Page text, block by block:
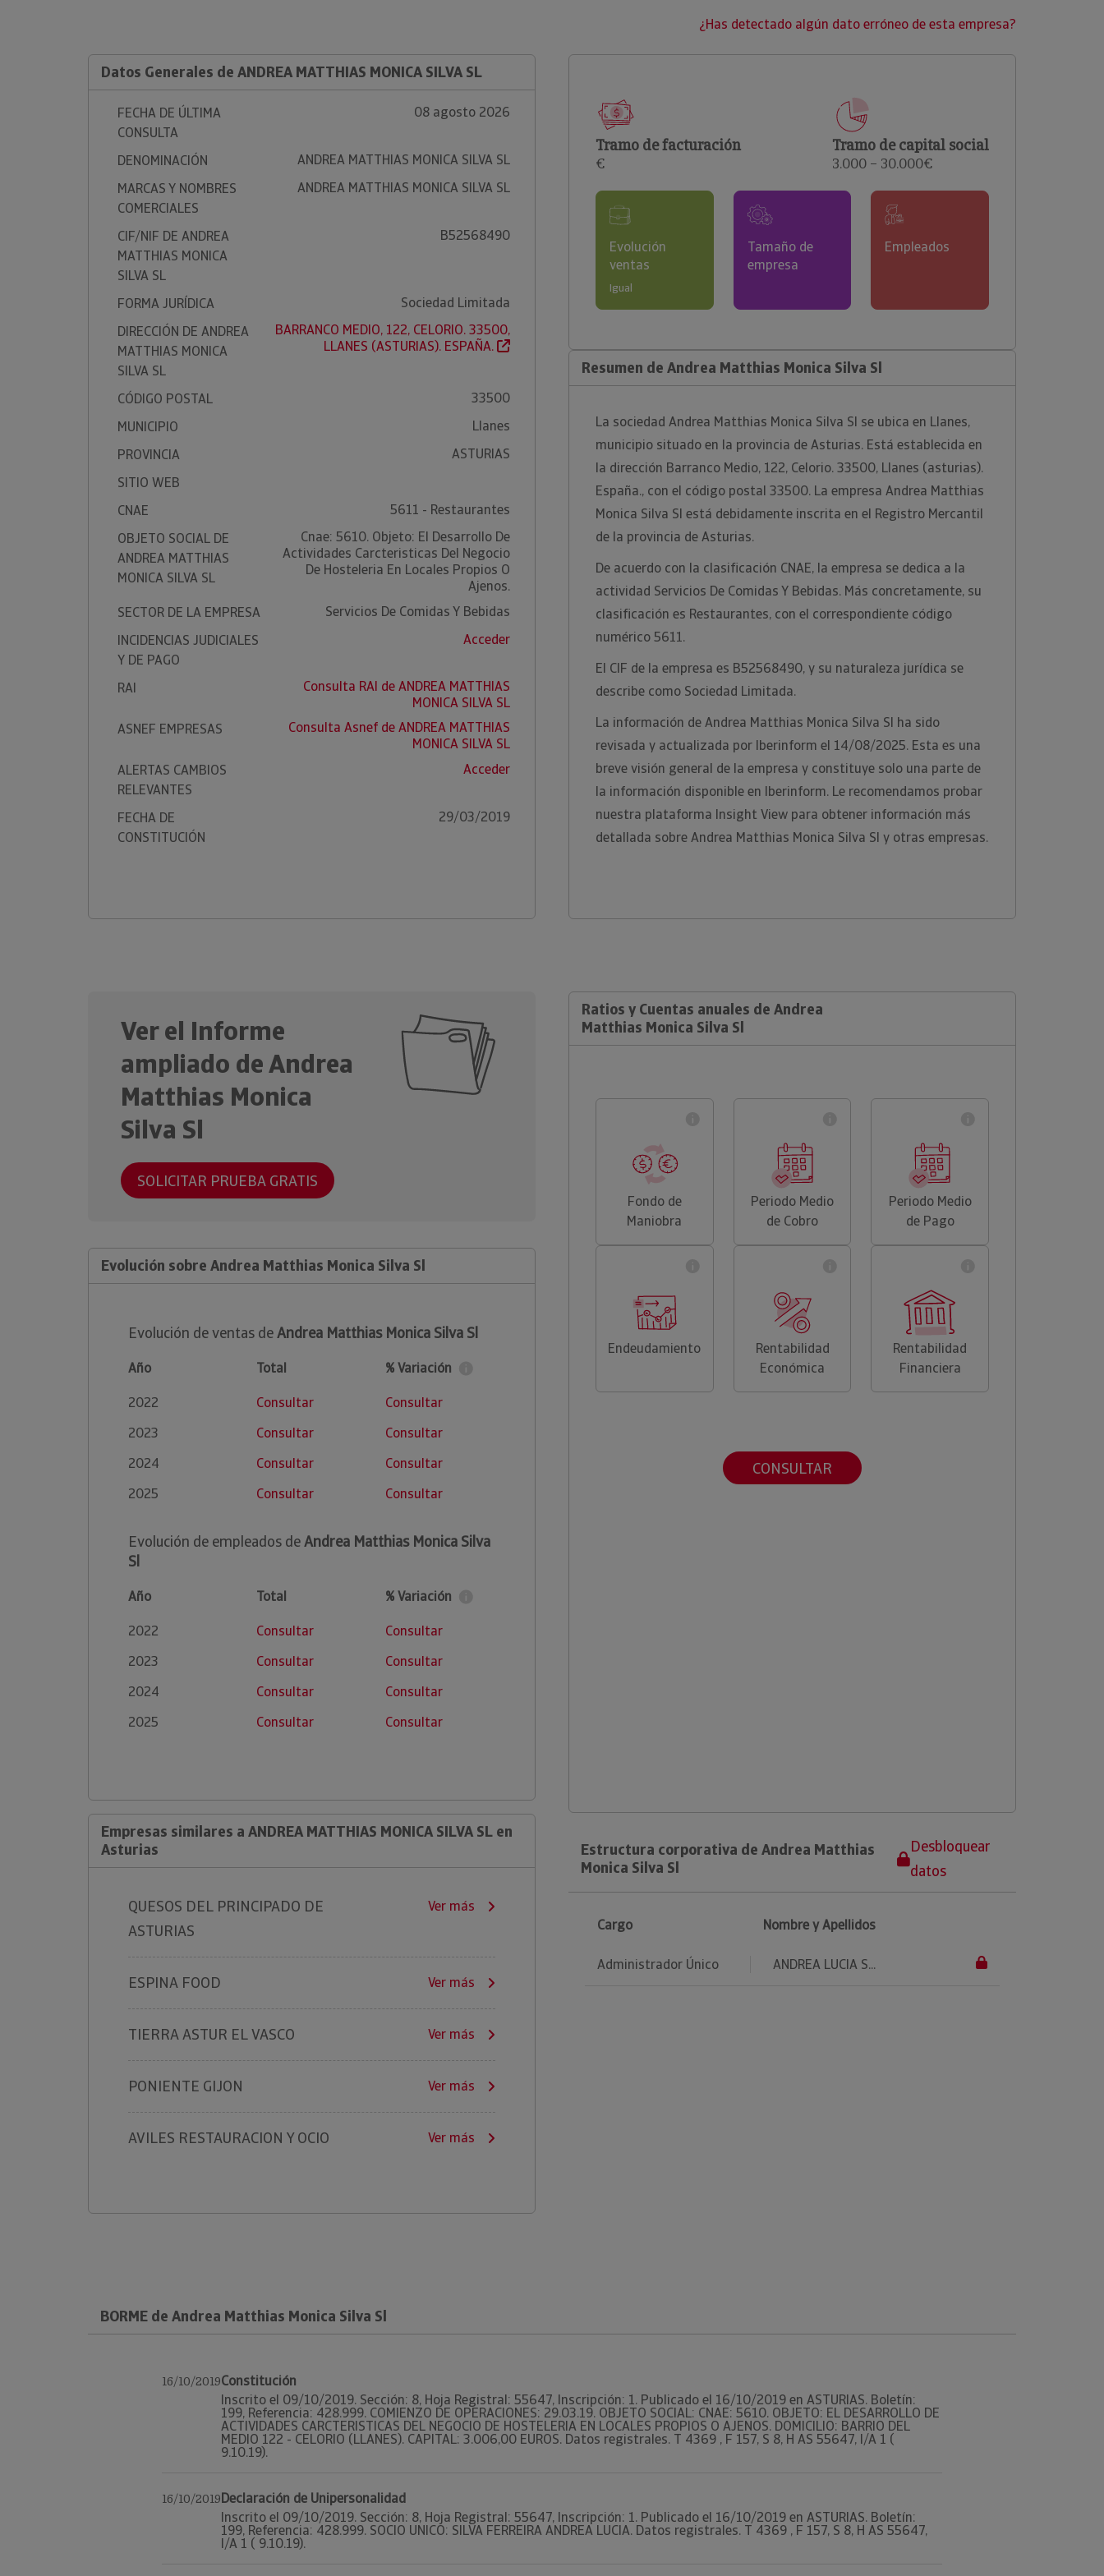
clientes.
¿Has detectado algún dato erróneo de esta empresa?
Datos Generales de ANDREA MATTHIAS MONICA SILVA SL
FECHA DE ÚLTIMA
CONSULTA
08 agosto 2026
DENOMINACIÓN
ANDREA MATTHIAS MONICA SILVA SL
MARCAS Y NOMBRES
COMERCIALES
ANDREA MATTHIAS MONICA SILVA SL
CIF/NIF DE ANDREA
MATTHIAS MONICA
SILVA SL
B52568490
FORMA JURÍDICA
Sociedad Limitada
DIRECCIÓN DE ANDREA
MATTHIAS MONICA
SILVA SL
BARRANCO MEDIO, 122, CELORIO. 33500,
LLANES (ASTURIAS). ESPAÑA.
CÓDIGO POSTAL
33500
MUNICIPIO
Llanes
PROVINCIA
ASTURIAS
SITIO WEB
CNAE
5611 - Restaurantes
OBJETO SOCIAL DE
ANDREA MATTHIAS
MONICA SILVA SL
Cnae: 5610. Objeto: El Desarrollo De
Actividades Carcteristicas Del Negocio
De Hosteleria En Locales Propios O
Ajenos.
SECTOR DE LA EMPRESA
Servicios De Comidas Y Bebidas
INCIDENCIAS JUDICIALES
Y DE PAGO
Acceder
RAI
Consulta RAI de ANDREA MATTHIAS
MONICA SILVA SL
ASNEF EMPRESAS
Consulta Asnef de ANDREA MATTHIAS
MONICA SILVA SL
ALERTAS CAMBIOS
RELEVANTES
Acceder
FECHA DE
CONSTITUCIÓN
29/03/2019
Tramo de facturación
€
Tramo de capital social
3.000 – 30.000€
Evolución
ventas
Igual
Tamaño de
empresa
Empleados
Resumen de Andrea Matthias Monica Silva Sl
La sociedad Andrea Matthias Monica Silva Sl se ubica en Llanes,
municipio situado en la provincia de Asturias. Está establecida en
la dirección Barranco Medio, 122, Celorio. 33500, Llanes (asturias).
España., con el código postal 33500. La empresa Andrea Matthias
Monica Silva Sl está debidamente inscrita en el Registro Mercantil
de la provincia de Asturias.
De acuerdo con la clasificación CNAE, la empresa se dedica a la
actividad Servicios De Comidas Y Bebidas. Más concretamente, su
clasificación es Restaurantes, con el correspondiente código
numérico 5611.
El CIF de la empresa es B52568490, y su naturaleza jurídica se
describe como Sociedad Limitada.
La información de Andrea Matthias Monica Silva Sl ha sido
revisada y actualizada por Iberinform el 14/08/2025. Esta es una
breve visión general de la empresa y constituye solo una parte de
la información disponible en Iberinform. Le recomendamos probar
nuestra plataforma Insight View para obtener información más
detallada sobre Andrea Matthias Monica Silva Sl y otras empresas.
Ver el Informe
ampliado de Andrea
Matthias Monica
Silva Sl
SOLICITAR PRUEBA GRATIS
Evolución sobre Andrea Matthias Monica Silva Sl
Evolución de ventas deAndrea Matthias Monica Silva Sl
Año Total
% Variación
2022
Consultar
Consultar
2023
Consultar
Consultar
2024
Consultar
Consultar
2025
Consultar Consultar
Evolución de empleados deAndrea Matthias Monica Silva
Sl
Año Total
% Variación
2022
Consultar
Consultar
2023
Consultar
Consultar
2024
Consultar
Consultar
2025
Consultar Consultar
Empresas similares a ANDREA MATTHIAS MONICA SILVA SL en
Asturias
QUESOS DEL PRINCIPADO DE
ASTURIAS
Ver más
ESPINA FOOD Ver más
TIERRA ASTUR EL VASCO Ver más
PONIENTE GIJON Ver más
AVILES RESTAURACION Y OCIO Ver más
Ratios y Cuentas anuales de Andrea
Matthias Monica Silva Sl
Fondo de
Maniobra
Periodo Medio
de Cobro
Periodo Medio
de Pago
Endeudamiento
Rentabilidad
Económica
Rentabilidad
Financiera
CONSULTAR
Estructura corporativa de Andrea Matthias
Monica Silva Sl
Desbloquear
datos
Cargo Nombre y Apellidos
Administrador Único ANDREA LUCIA S...
BORME de Andrea Matthias Monica Silva Sl
16/10/2019Constitución
Inscrito el 09/10/2019. Sección: 8, Hoja Registral: 55647, Inscripción: 1. Publicado el 16/10/2019 en ASTURIAS. Boletín:
199, Referencia: 428.999. COMIENZO DE OPERACIONES: 29.03.19. OBJETO SOCIAL: CNAE: 5610. OBJETO: EL DESARROLLO DE
ACTIVIDADES CARCTERISTICAS DEL NEGOCIO DE HOSTELERIA EN LOCALES PROPIOS O AJENOS. DOMICILIO: BARRIO DEL
MEDIO 122 - CELORIO (LLANES). CAPITAL: 3.006,00 EUROS. Datos registrales. T 4369 , F 157, S 8, H AS 55647, I/A 1 (
9.10.19).
16/10/2019Declaración de Unipersonalidad
Inscrito el 09/10/2019. Sección: 8, Hoja Registral: 55647, Inscripción: 1. Publicado el 16/10/2019 en ASTURIAS. Boletín:
199, Referencia: 428.999. SOCIO UNICO: SILVA FERREIRA ANDREA LUCIA. Datos registrales. T 4369 , F 157, S 8, H AS 55647,
I/A 1 ( 9.10.19).